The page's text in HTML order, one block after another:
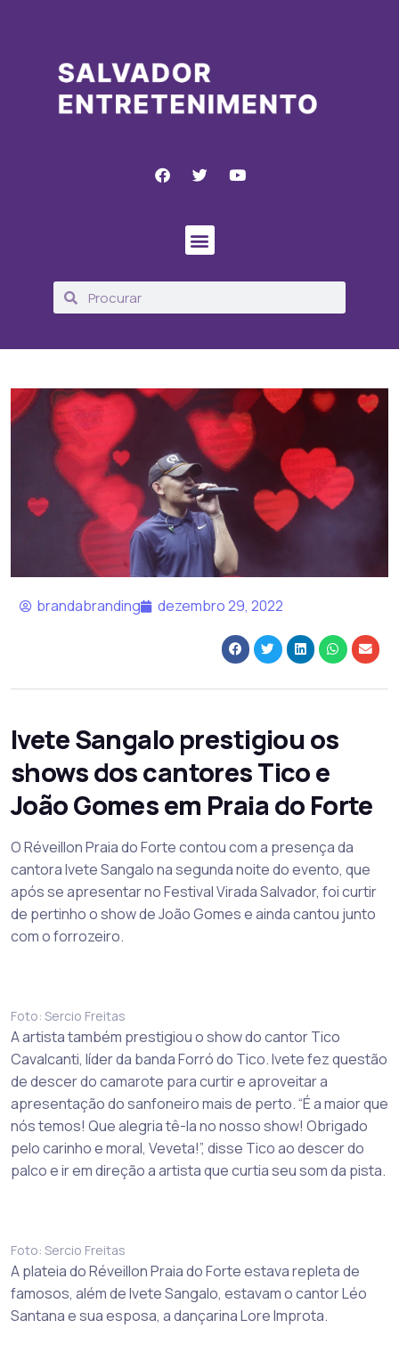
brandabranding dezembro 29, 2022
Ivete Sangalo prestigiou os
shows dos cantores Tico e
João Gomes em Praia do Forte
O Réveillon Praia do Forte contou com a presença da
cantora Ivete Sangalo na segunda noite do evento, que
após se apresentar no Festival Virada Salvador, foi curtir
de pertinho o show de João Gomes e ainda cantou junto
com o forrozeiro.
Foto: Sercio Freitas
A artista também prestigiou o show do cantor Tico
Cavalcanti, líder da banda Forró do Tico. Ivete fez questão
de descer do camarote para curtir e aproveitar a
apresentação do sanfoneiro mais de perto. “É a maior que
nós temos! Que alegria tê-la no nosso show! Obrigado
pelo carinho e moral, Veveta!”, disse Tico ao descer do
palco e ir em direção a artista que curtia seu som da pista.
Foto: Sercio Freitas
A plateia do Réveillon Praia do Forte estava repleta de
famosos, além de Ivete Sangalo, estavam o cantor Léo
Santana e sua esposa, a dançarina Lore Improta.